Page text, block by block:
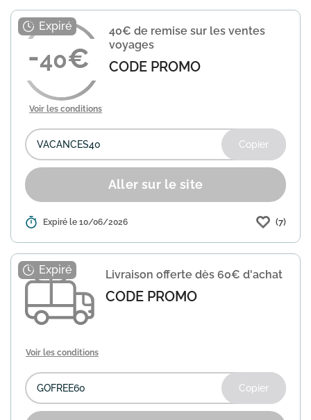
voyages. Utilisez le code VACANCES80
lors de votre commande pour
bénéficier de cette offre. Les conditio...
En savoir plus
40
40€ de remise sur les ventes
voyages
CODE PROMO
Voir les conditions
Copier
Aller sur le site
Détails : Showroomprivé propose une remise de
code VACANCES40 lors de votre
commande pour bénéficier de cette
offre. Les conditions générale...En
savoir plus
Expiré le 10/06/2026 (7)
Livraison offerte dès 60€ d'achat
CODE PROMO
Voir les conditions
Copier